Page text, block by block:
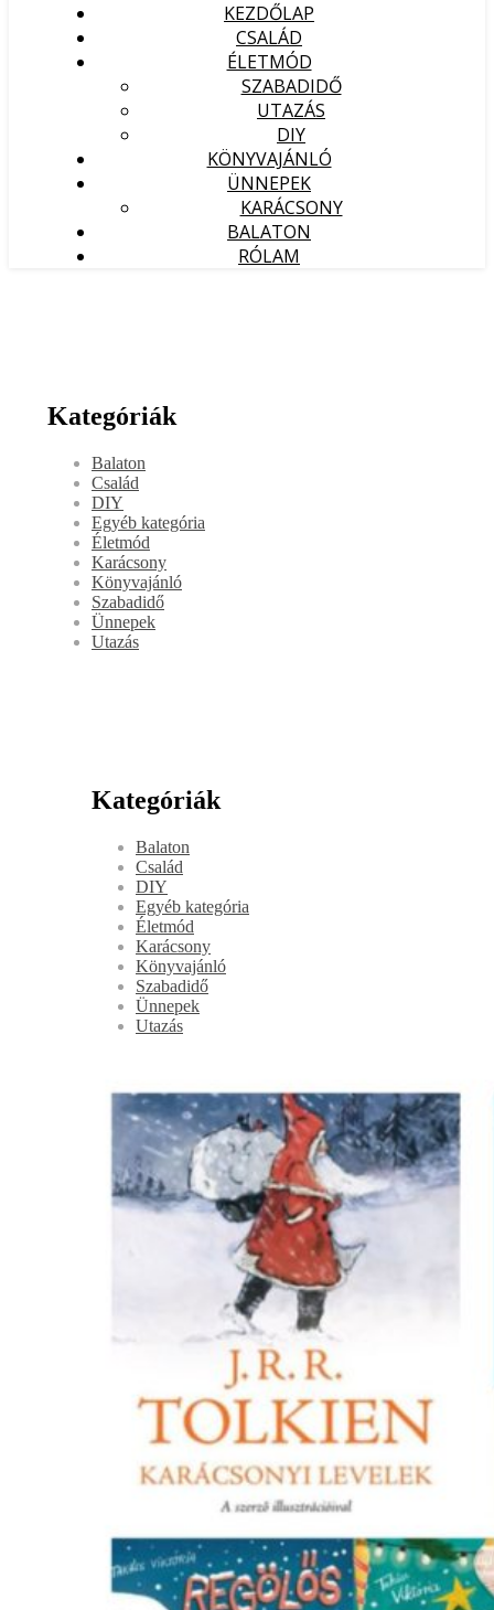
KEZDŐLAP
CSALÁD
ÉLETMÓD
SZABADIDŐ
UTAZÁS
DIY
KÖNYVAJÁNLÓ
ÜNNEPEK
KARÁCSONY
BALATON
RÓLAM
Kategóriák
Balaton
Család
DIY
Egyéb kategória
Életmód
Karácsony
Könyvajánló
Szabadidő
Ünnepek
Utazás
Kategóriák
Balaton
Család
DIY
Egyéb kategória
Életmód
Karácsony
Könyvajánló
Szabadidő
Ünnepek
Utazás